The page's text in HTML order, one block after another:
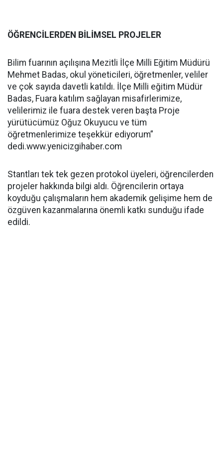
ÖĞRENCİLERDEN BİLİMSEL PROJELER
Bilim fuarının açılışına Mezitli İlçe Milli Eğitim Müdürü
Mehmet Badas, okul yöneticileri, öğretmenler, veliler
ve çok sayıda davetli katıldı. İlçe Milli eğitim Müdür
Badas, Fuara katılım sağlayan misafirlerimize,
velilerimiz ile fuara destek veren başta Proje
yürütücümüz Oğuz Okuyucu ve tüm
öğretmenlerimize teşekkür ediyorum”
dedi.www.yenicizgihaber.com
Stantları tek tek gezen protokol üyeleri, öğrencilerden
projeler hakkında bilgi aldı. Öğrencilerin ortaya
koyduğu çalışmaların hem akademik gelişime hem de
özgüven kazanmalarına önemli katkı sunduğu ifade
edildi.